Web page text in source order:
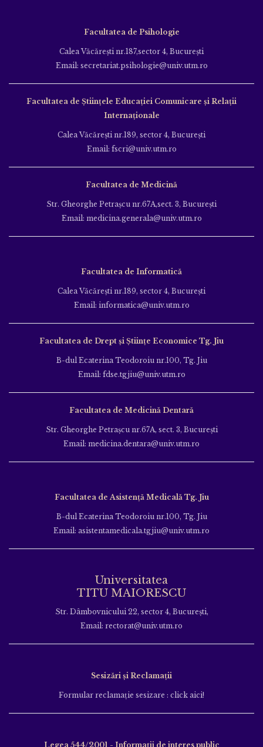
Facultatea de Psihologie
Calea Văcăreşti nr.187,sector 4, Bucureşti
Email: secretariat.psihologie@univ.utm.ro
Facultatea de Ştiinţele Educației Comunicare și Relații
Internaționale
Calea Văcăreşti nr.189, sector 4, Bucureşti
Email: fscri@univ.utm.ro
Facultatea de Medicină
Str. Gheorghe Petraşcu nr.67A,sect. 3, Bucureşti
Email: medicina.generala@univ.utm.ro
Facultatea de Informatică
Calea Văcăreşti nr.189, sector 4, Bucureşti
Email: informatica@univ.utm.ro
Facultatea de Drept și Științe Economice Tg. Jiu
B-dul Ecaterina Teodoroiu nr.100, Tg. Jiu
Email: fdse.tgjiu@univ.utm.ro
Facultatea de Medicină Dentară
Str. Gheorghe Petraşcu nr.67A, sect. 3, Bucureşti
Email: medicina.dentara@univ.utm.ro
Facultatea de Asistență Medicală Tg. Jiu
B-dul Ecaterina Teodoroiu nr.100, Tg. Jiu
Email: asistentamedicala.tgjiu@univ.utm.ro
Universitatea
TITU MAIORESCU
Str. Dâmbovnicului 22, sector 4, București,
Email: rectorat@univ.utm.ro
Sesizări și Reclamații
Formular reclamație sesizare : click aici!
Legea 544/2001 - Informații de interes public